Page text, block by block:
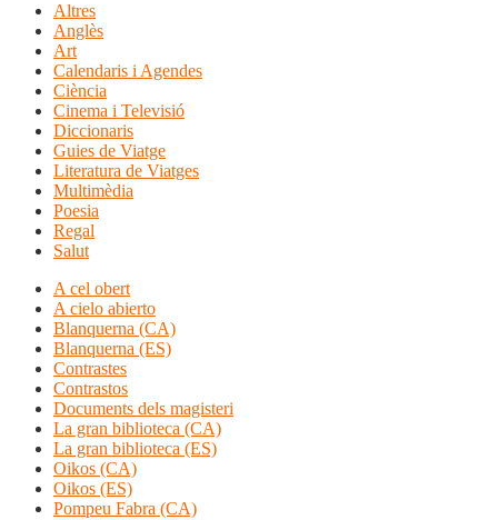
Altres
Anglès
Art
Calendaris i Agendes
Ciència
Cinema i Televisió
Diccionaris
Guies de Viatge
Literatura de Viatges
Multimèdia
Poesia
Regal
Salut
A cel obert
A cielo abierto
Blanquerna (CA)
Blanquerna (ES)
Contrastes
Contrastos
Documents dels magisteri
La gran biblioteca (CA)
La gran biblioteca (ES)
Oikos (CA)
Oikos (ES)
Pompeu Fabra (CA)